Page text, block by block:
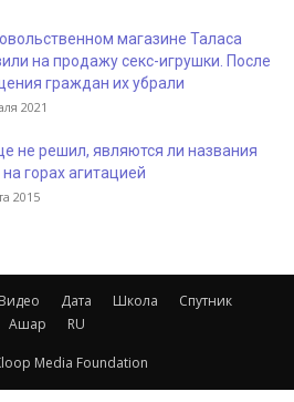
магазине Таласа
на продажу секс-игрушки. После
граждан их убрали
2021
не решил, являются ли названия
горах агитацией
2015
Видео Дата Школа
Спутник
Ашар
RU
Media Foundation